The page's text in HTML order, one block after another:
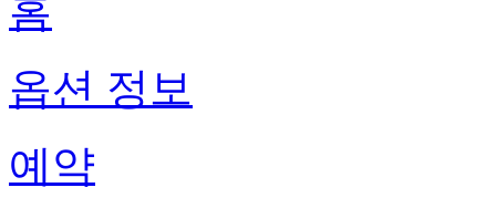
홈
옵션 정보
예약